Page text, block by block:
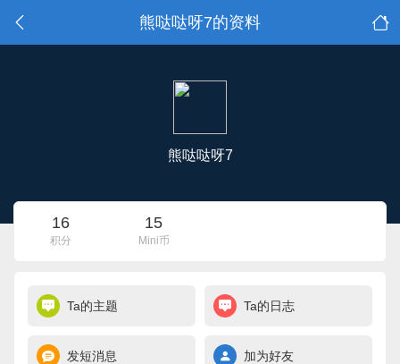
熊哒哒呀7的资料
熊哒哒呀7
16
积分
15
Mini币
Ta的主题 Ta的日志
发短消息 加为好友